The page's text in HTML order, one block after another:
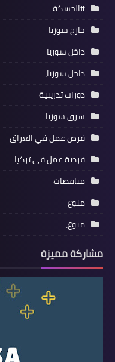
#الحسكة
خارج سوريا
داخل سوريا
داخل سوريا،
دورات تدريبية
شرق سوريا
فرص عمل في العراق
فرصة عمل في تركيا
مناقصات
منوع
منوع،
مشاركة مميزة